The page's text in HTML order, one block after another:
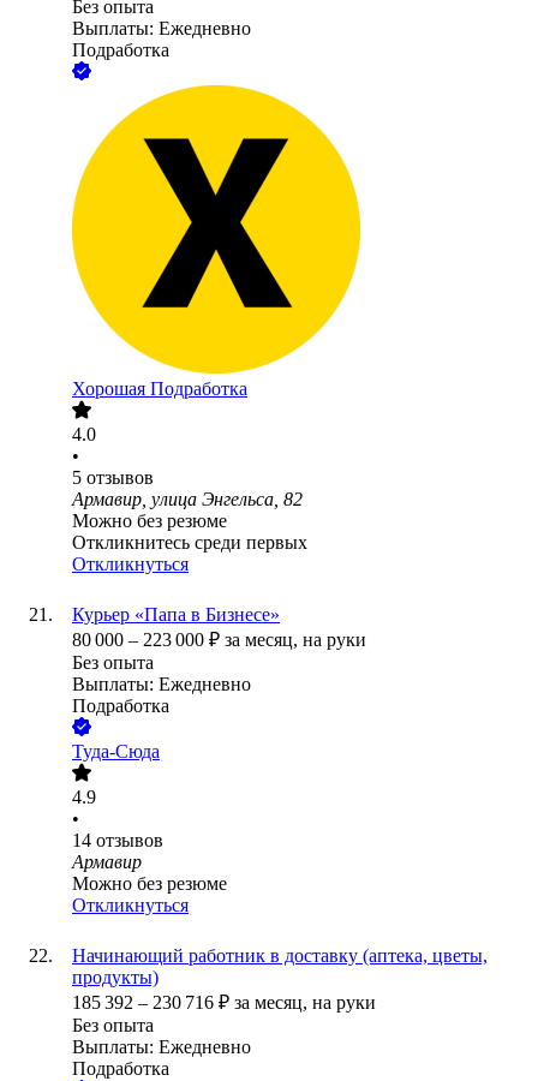
Без опыта
Выплаты: Ежедневно
Подработка
Хорошая Подработка
4.0
•
5 отзывов
Армавир, улица Энгельса, 82
Можно без резюме
Откликнитесь среди первых
Откликнуться
Курьер «Папа в Бизнесе»
80 000 – 223 000 ₽ за месяц, на руки
Без опыта
Выплаты: Ежедневно
Подработка
Туда-Сюда
4.9
•
14 отзывов
Армавир
Можно без резюме
Откликнуться
Начинающий работник в доставку (аптека, цветы,
продукты)
185 392 – 230 716 ₽ за месяц, на руки
Без опыта
Выплаты: Ежедневно
Подработка